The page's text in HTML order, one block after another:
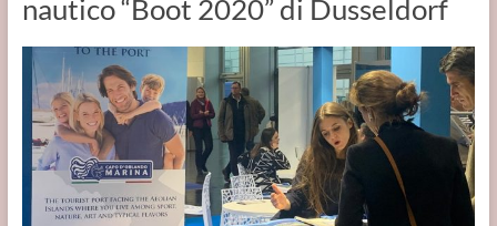
nautico “Boot 2020” di Dusseldorf